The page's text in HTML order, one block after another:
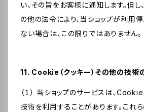
い、その旨をお客様に通知します。但
の他の法令により、当ショップが利用
ない場合は、この限りではありません。
11. Cookie（クッキー）その他の技術
（１） 当ショップのサービスは、
技術を利用することがあります。これ